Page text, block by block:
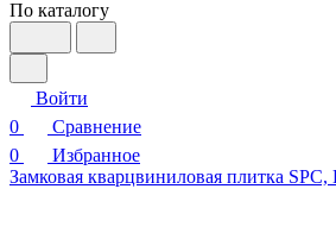
По каталогу
Войти
0
Сравнение
0
Избранное
Замковая кварцвиниловая плитка